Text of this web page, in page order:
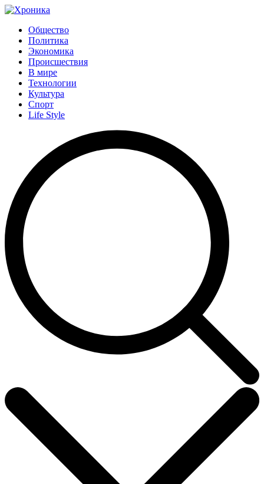
Общество
Политика
Экономика
Происшествия
В мире
Технологии
Культура
Спорт
Life Style